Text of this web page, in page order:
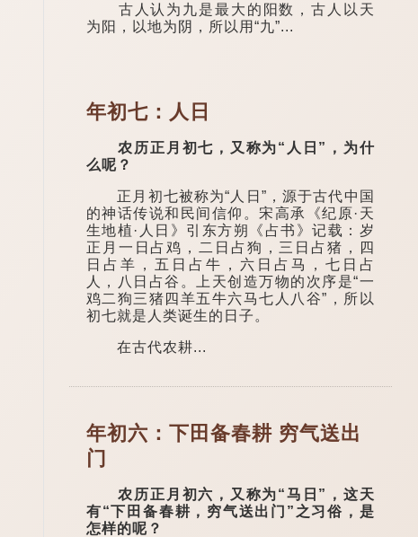
古人认为九是最大的阳数，古人以天
为阳，以地为阴，所以用“九”...
年初七：人日
农历正月初七，又称为“人日”，为什
么呢？
正月初七被称为“人日”，源于古代中国
的神话传说和民间信仰。宋高承《纪原·天
生地植·人日》引东方朔《占书》记载：岁
正月一日占鸡，二日占狗，三日占猪，四
日占羊，五日占牛，六日占马，七日占
人，八日占谷。上天创造万物的次序是“一
鸡二狗三猪四羊五牛六马七人八谷”，所以
初七就是人类诞生的日子。
在古代农耕...
年初六：下田备春耕 穷气送出
门
农历正月初六，又称为“马日”，这天
有“下田备春耕，穷气送出门”之习俗，是
怎样的呢？